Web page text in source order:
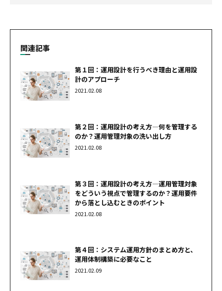
関連記事
第１回：運用設計を行うべき理由と運用設
計のアプローチ
2021.02.08
第２回：運用設計の考え方―何を管理する
のか？運用管理対象の洗い出し方
2021.02.08
第３回：運用設計の考え方―運用管理対象
をどういう視点で管理するのか？運用要件
から落とし込むときのポイント
2021.02.08
第４回：システム運用方針のまとめ方と、
運用体制構築に必要なこと
2021.02.09